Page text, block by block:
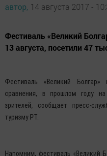
автор, 14 августа 2017 -
Фестиваль «Великий
13 августа, посетили 47
Фестиваль «Великий
сравнения, в прошлом году
зрителей, сообщает пресс-
туризму РТ.
Напомним, фестиваль «Великий